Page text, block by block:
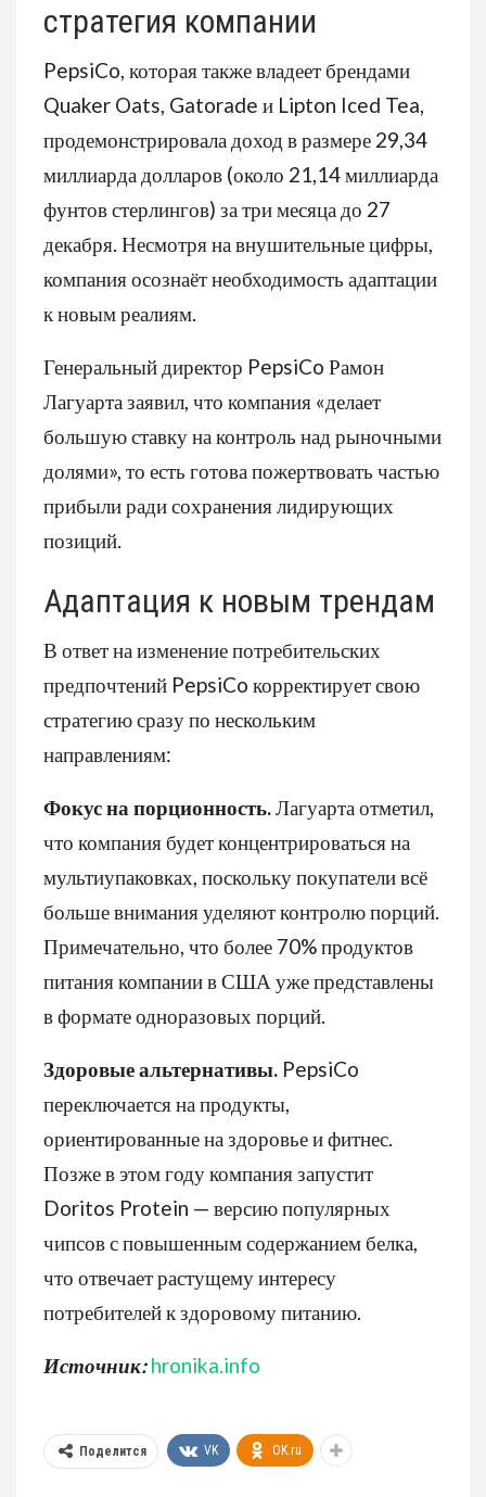
стратегия компании
PepsiCo, которая также владеет брендами
Quaker Oats, Gatorade и Lipton Iced Tea,
продемонстрировала доход в размере 29,34
миллиарда долларов (около 21,14 миллиарда
фунтов стерлингов) за три месяца до 27
декабря. Несмотря на внушительные цифры,
компания осознаёт необходимость адаптации
к новым реалиям.
Генеральный директор PepsiCo Рамон
Лагуарта заявил, что компания «делает
большую ставку на контроль над рыночными
долями», то есть готова пожертвовать частью
прибыли ради сохранения лидирующих
позиций.
Адаптация к новым трендам
В ответ на изменение потребительских
предпочтений PepsiCo корректирует свою
стратегию сразу по нескольким
направлениям:
Фокус на порционность.Лагуарта отметил,
что компания будет концентрироваться на
мультиупаковках, поскольку покупатели всё
больше внимания уделяют контролю порций.
Примечательно, что более 70% продуктов
питания компании в США уже представлены
в формате одноразовых порций.
Здоровые альтернативы. PepsiCo
переключается на продукты,
ориентированные на здоровье и фитнес.
Позже в этом году компания запустит
Doritos Protein — версию популярных
чипсов с повышенным содержанием белка,
что отвечает растущему интересу
потребителей к здоровому питанию.
Источник: hronika.info
Поделится VK OK.ru